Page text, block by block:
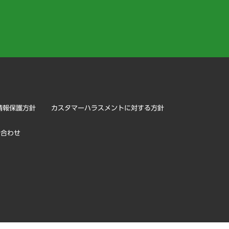
報保護方針 カスタマーハラスメントに対する方針
わせ